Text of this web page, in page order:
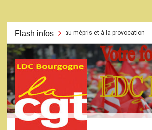
contenu
Flash infos
Grève face au mépris et à la provocation
La CGT
LDC
Bourgogne